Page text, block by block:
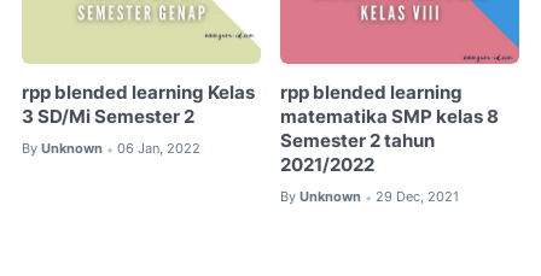
rpp blended learning Kelas
3 SD/Mi Semester 2
By Unknown • 06 Jan, 2022
rpp blended learning
matematika SMP kelas 8
Semester 2 tahun
2021/2022
By Unknown • 29 Dec, 2021